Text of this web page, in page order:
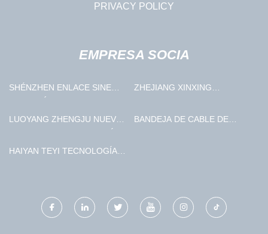
PRIVACY POLICY
EMPRESA SOCIA
SHÉNZHEN ENLACE SINE
LIMITADO.
ZHEJIANG XINXING
LUOYANG ZHENGJU NUEVO
CO., LIMITADO.
BANDEJA DE CABLE DE
HAIYAN TEYI TECNOLOGÍA